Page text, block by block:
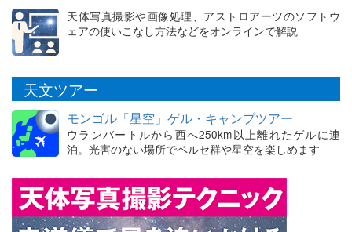
天体写真撮影や画像処理、アストロアーツのソフトウ
ェアの使いこなし方法などをオンラインで解説
天文ツアー
モンゴル「星空」ゲル・キャンプツアー
ウランバートルから西へ250km以上離れたゲルに連
泊。光害のない場所でペルセ群や星空を楽しめます